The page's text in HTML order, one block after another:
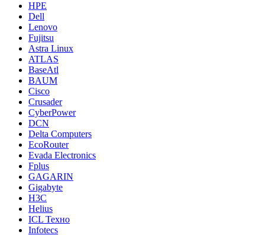
HPE
Dell
Lenovo
Fujitsu
Astra Linux
ATLAS
BaseAtl
BAUM
Cisco
Crusader
CyberPower
DCN
Delta Computers
EcoRouter
Evada Electronics
Fplus
GAGARIN
Gigabyte
H3C
Helius
ICL Техно
Infotecs